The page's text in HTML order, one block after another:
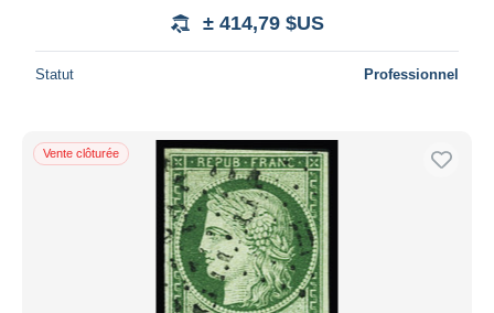
± 414,79 $US
Statut Professionnel
Vente clôturée